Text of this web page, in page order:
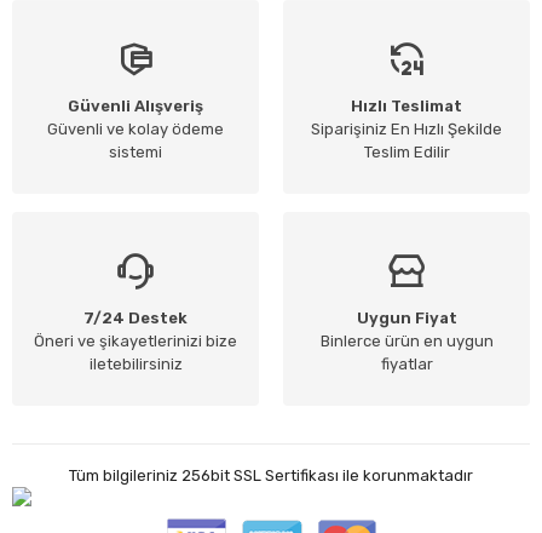
Güvenli Alışveriş
Güvenli ve kolay ödeme
sistemi
Hızlı Teslimat
Siparişiniz En Hızlı Şekilde
Teslim Edilir
7/24 Destek
Öneri ve şikayetlerinizi bize
iletebilirsiniz
Uygun Fiyat
Binlerce ürün en uygun
fiyatlar
Tüm bilgileriniz 256bit SSL Sertifikası ile korunmaktadır